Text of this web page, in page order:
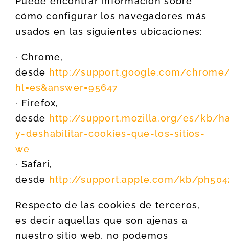
cómo configurar los navegadores más
usados en las siguientes ubicaciones:
· Chrome,
desde http://support.google.com/
hl=es&answer=95647
· Firefox,
desde http://support.mozilla.org/es/kb/
y-deshabilitar-cookies-que-los-sitios-
we
· Safari,
desde http://support.apple.com/kb/
Respecto de las cookies de terceros,
es decir aquellas que son ajenas a
nuestro sitio web, no podemos